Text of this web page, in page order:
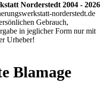
Norderstedt 2004 - 2026
norderstedt.de
Gebrauch,
in jeglicher Form nur mit
Urheber!
Blamage